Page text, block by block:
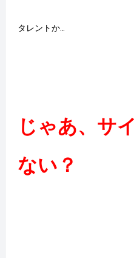
タレントか…
じゃあ、サ
ない？